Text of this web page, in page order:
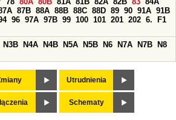
87B 88A 88B 88C 88D 89 90 91A 91B
96 97A 97B 99 100 101 201 202 6.
F1
N3B N4A N4B N5A N5B N6 N7A N7B
N8
Utrudnienia
Schematy